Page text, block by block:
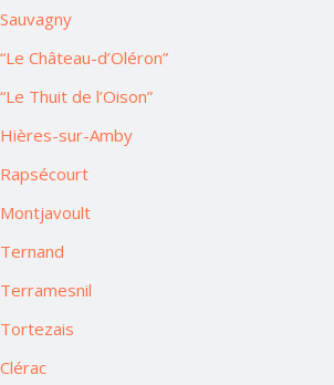
Château-d’Oléron”
Thuit de l’Oison”
sur-Amby